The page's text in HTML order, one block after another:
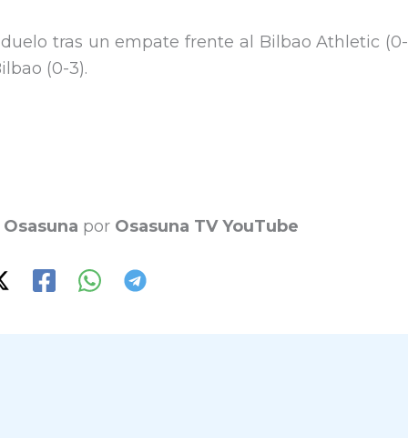
tras un empate frente al Bilbao Athletic (0-
(0-3).
por Osasuna TV YouTube